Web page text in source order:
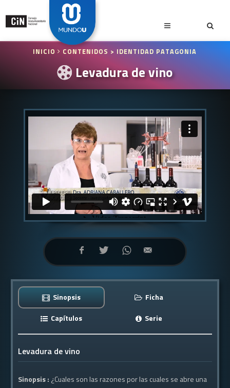
INICIO CONTENIDOS > IDENTIDAD PATAGONIA
Levadura de vino
Sinopsis
Ficha
Capítulos
Serie
Levadura de vino
Sinopsis : ¿Cuales son las razones por las cuales se abre una